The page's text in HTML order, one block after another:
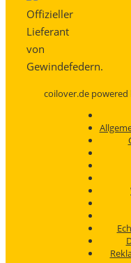
Offizieller
Lieferant
von
Gewindefedern.
coilover.de